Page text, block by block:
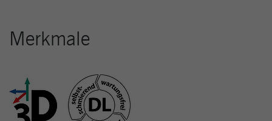
Merkmale